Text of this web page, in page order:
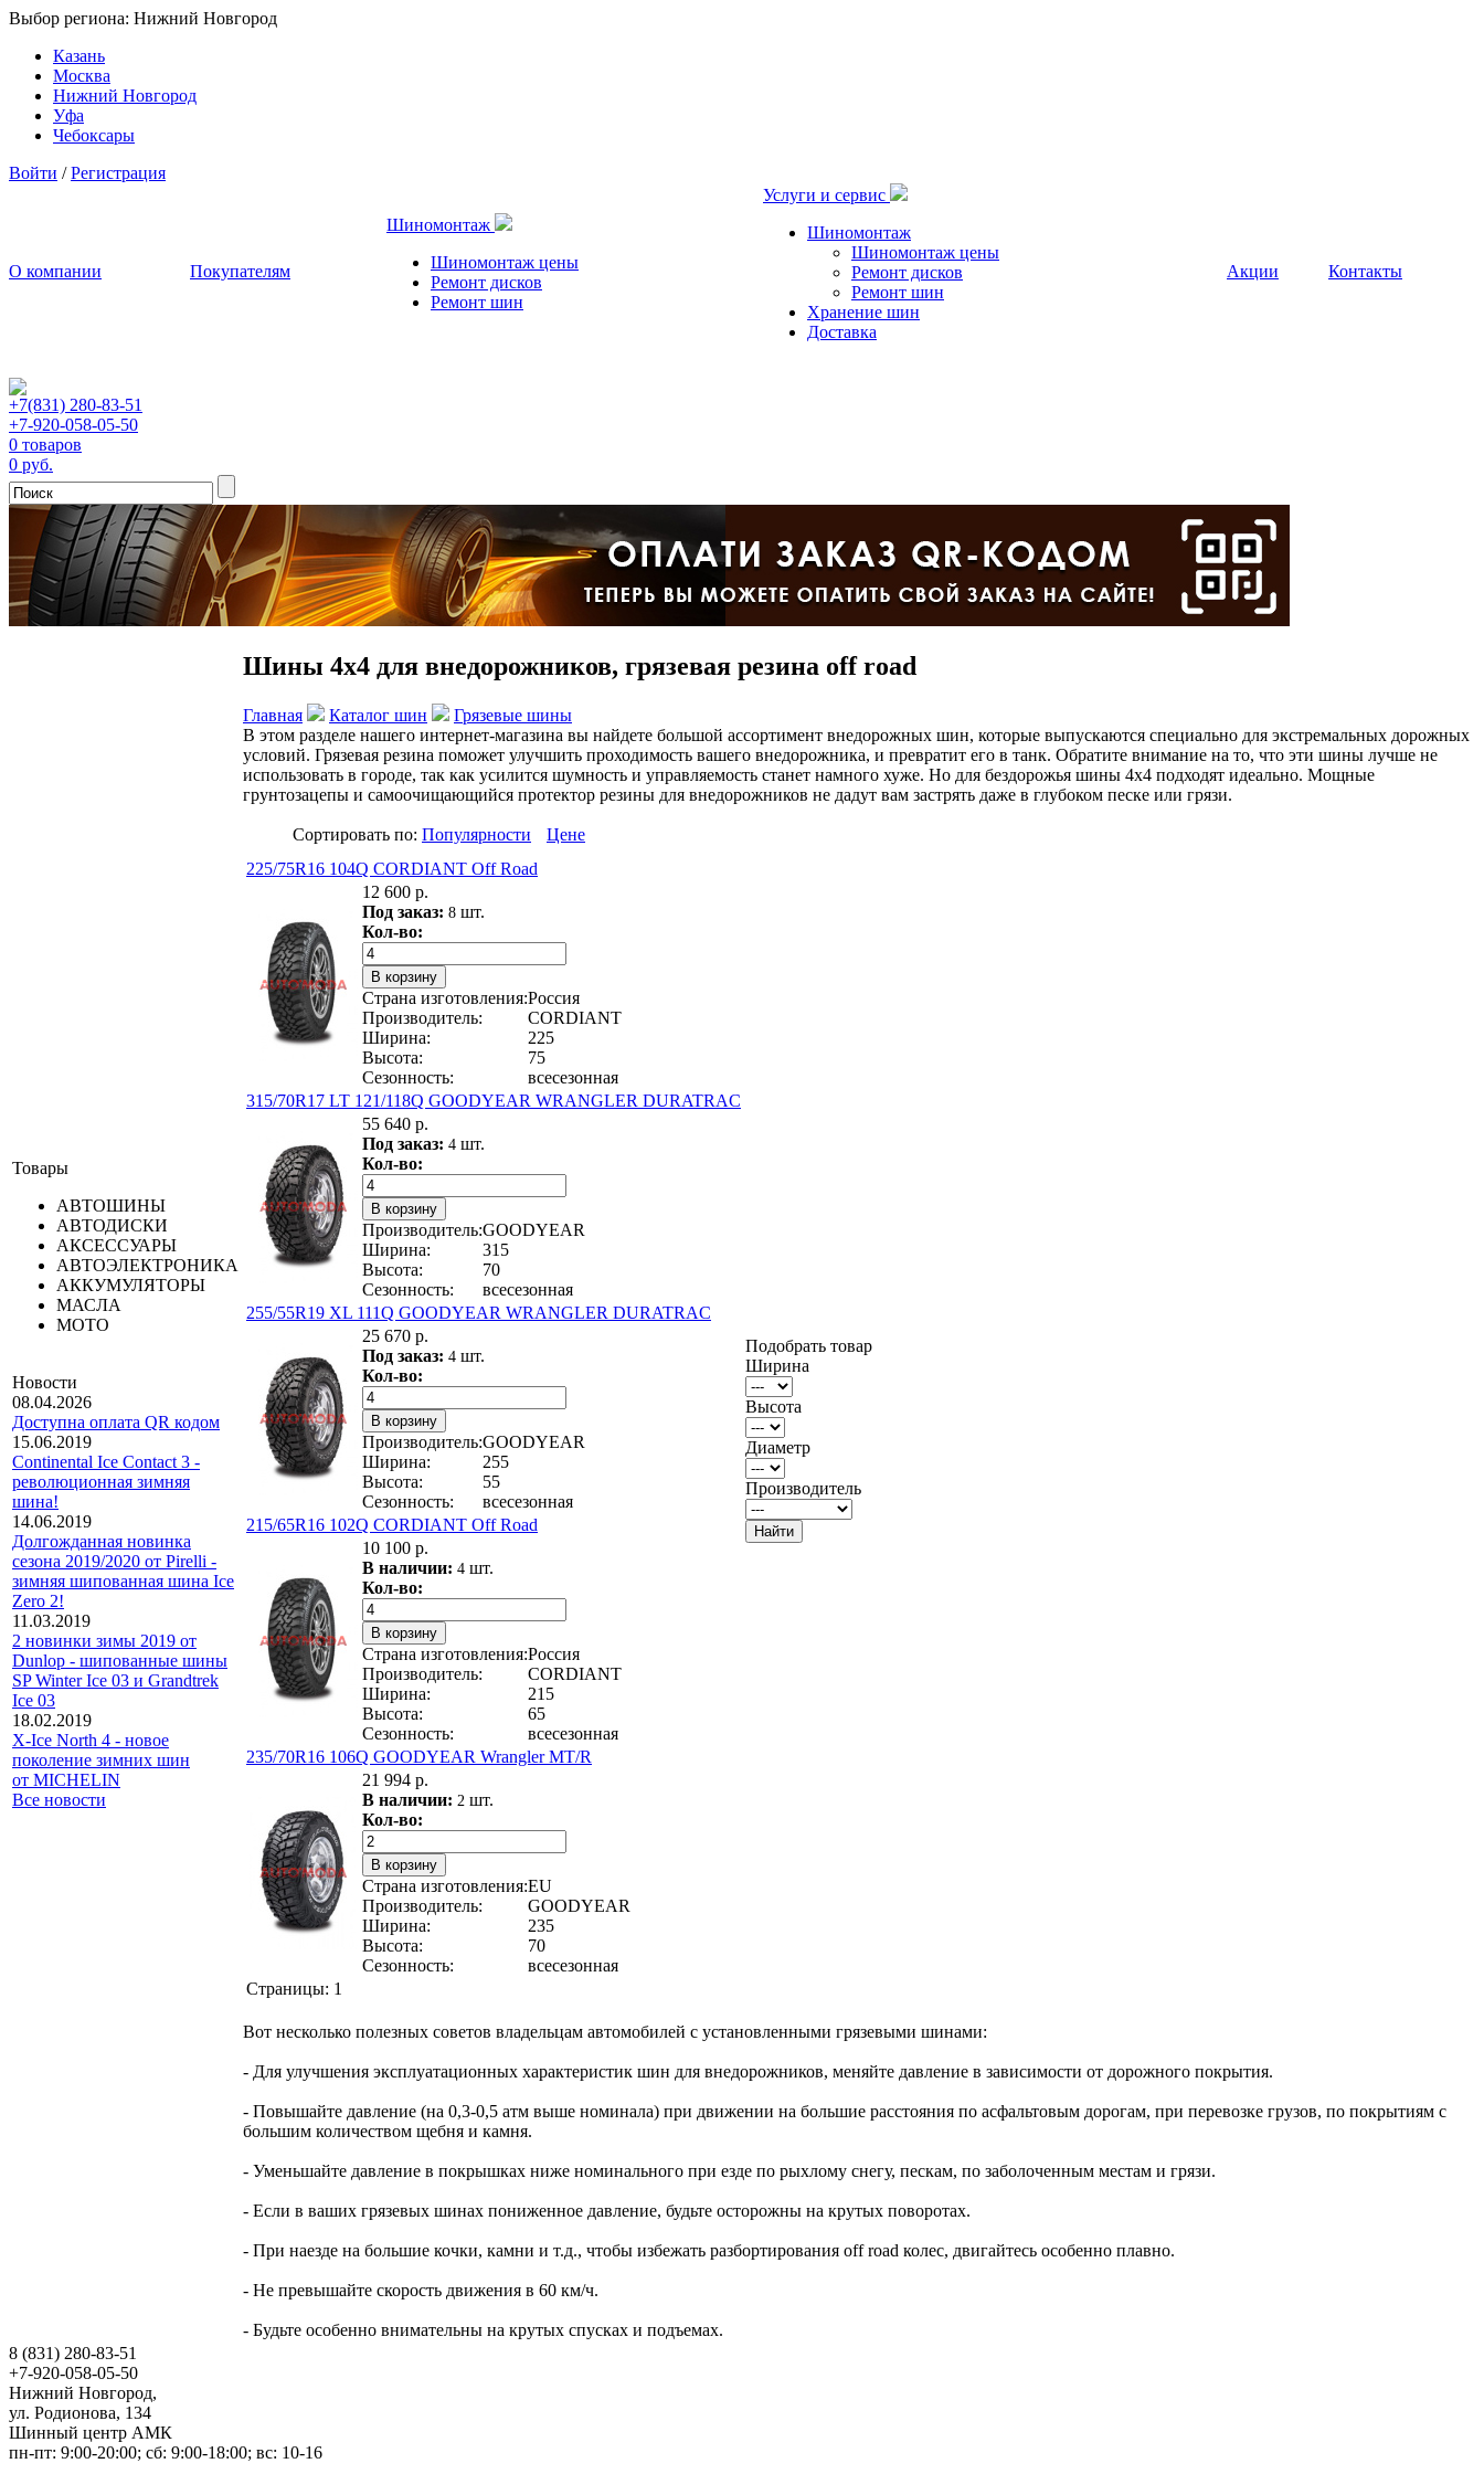
Выбор региона: Нижний Новгород
Казань
Москва
Нижний Новгород
Уфа
Чебоксары
Войти /Регистрация
О компании Покупателям
Шиномонтаж
Шиномонтаж цены
Ремонт дисков
Ремонт шин
Услуги и сервис
Шиномонтаж
Шиномонтаж цены
Ремонт дисков
Ремонт шин
Хранение шин
Доставка
Акции Контакты
+7(831) 280-83-51
+7-920-058-05-50
0 товаров
0 руб.
Товары
АВТОШИНЫ
АВТОДИСКИ
АКСЕССУАРЫ
АВТОЭЛЕКТРОНИКА
АККУМУЛЯТОРЫ
МАСЛА
МОТО
Новости
08.04.2026
Доступна оплата QR кодом
15.06.2019
Continental Ice Contact 3 -
революционная зимняя
шина!
14.06.2019
Долгожданная новинка
сезона 2019/2020 от Pirelli -
зимняя шипованная шина Ice
Zero 2!
11.03.2019
2 новинки зимы 2019 от
Dunlop - шипованные шины
SP Winter Ice 03 и Grandtrek
Ice 03
18.02.2019
X-Ice North 4 - новое
поколение зимних шин
от MICHELIN
Все новости
Шины 4х4 для внедорожников, грязевая резина off road
Главная Каталог шин
Грязевые шины
В этом разделе нашего интернет-магазина вы найдете большой ассортимент внедорожных шин, которые выпускаются специально для экстремальных дорожных
условий. Грязевая резина поможет улучшить проходимость вашего внедорожника, и превратит его в танк. Обратите внимание на то, что эти шины лучше не
использовать в городе, так как усилится шумность и управляемость станет намного хуже. Но для бездорожья шины 4x4 подходят идеально. Мощные
грунтозацепы и самоочищающийся протектор резины для внедорожников не дадут вам застрять даже в глубоком песке или грязи.
Сортировать по: Популярности
Цене
225/75R16 104Q CORDIANT Off Road
12 600 р.
Под заказ: 8 шт.
Кол-во:
Страна изготовления:Россия
Производитель:
CORDIANT
Ширина:
225
Высота:
75
Сезонность:
всесезонная
315/70R17 LT 121/118Q GOODYEAR WRANGLER DURATRAC
55 640 р.
Под заказ: 4 шт.
Кол-во:
Производитель:GOODYEAR
Ширина:
315
Высота:
70
Сезонность:
всесезонная
255/55R19 XL 111Q GOODYEAR WRANGLER DURATRAC
25 670 р.
Под заказ: 4 шт.
Кол-во:
Производитель:GOODYEAR
Ширина:
255
Высота:
55
Сезонность:
всесезонная
215/65R16 102Q CORDIANT Off Road
10 100 р.
В наличии: 4 шт.
Кол-во:
Страна изготовления:Россия
Производитель:
CORDIANT
Ширина:
215
Высота:
65
Сезонность:
всесезонная
235/70R16 106Q GOODYEAR Wrangler MT/R
21 994 р.
В наличии: 2 шт.
Кол-во:
Страна изготовления:EU
Производитель:
GOODYEAR
Ширина:
235
Высота:
70
Сезонность:
всесезонная
Страницы: 1
Подобрать товар
Ширина
Высота
Диаметр
Производитель
Вот несколько полезных советов владельцам автомобилей с установленными грязевыми шинами:
- Для улучшения эксплуатационных характеристик шин для внедорожников, меняйте давление в зависимости от дорожного покрытия.
- Повышайте давление (на 0,3-0,5 атм выше номинала) при движении на большие расстояния по асфальтовым дорогам, при перевозке грузов, по покрытиям с
большим количеством щебня и камня.
- Уменьшайте давление в покрышках ниже номинального при езде по рыхлому снегу, пескам, по заболоченным местам и грязи.
- Если в ваших грязевых шинах пониженное давление, будьте осторожны на крутых поворотах.
- При наезде на большие кочки, камни и т.д., чтобы избежать разбортирования off road колес, двигайтесь особенно плавно.
- Не превышайте скорость движения в 60 км/ч.
- Будьте особенно внимательны на крутых спусках и подъемах.
8 (831) 280-83-51
+7-920-058-05-50
Нижний Новгород,
ул. Родионова, 134
Шинный центр АМК
пн-пт: 9:00-20:00; сб: 9:00-18:00; вс: 10-16